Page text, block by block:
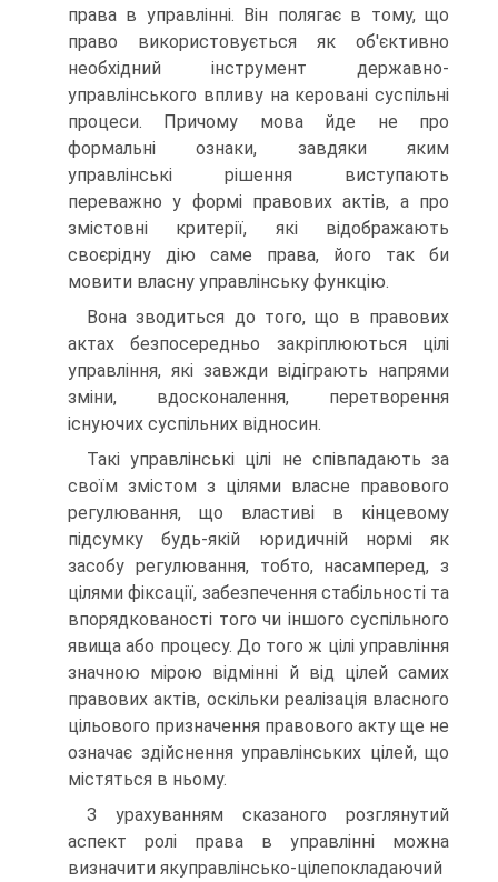
права в управлінні. Він полягає в тому, що
право використовується як об'єктивно
необхідний інструмент державно-
управлінського впливу на керовані суспільні
процеси. Причому мова йде не про
формальні ознаки, завдяки яким
управлінські рішення виступають
переважно у формі правових актів, а про
змістовні критерії, які відображають
своєрідну дію саме права, його так би
мовити власну управлінську функцію.
Вона зводиться до того, що в правових
актах безпосередньо закріплюються цілі
управління, які завжди відіграють напрями
зміни, вдосконалення, перетворення
існуючих суспільних відносин.
Такі управлінські цілі не співпадають за
своїм змістом з цілями власне правового
регулювання, що властиві в кінцевому
підсумку будь-якій юридичній нормі як
засобу регулювання, тобто, насамперед, з
цілями фіксації, забезпечення стабільності та
впорядкованості того чи іншого суспільного
явища або процесу. До того ж цілі управління
значною мірою відмінні й від цілей самих
правових актів, оскільки реалізація власного
цільового призначення правового акту ще не
означає здійснення управлінських цілей, що
містяться в ньому.
З урахуванням сказаного розглянутий
аспект ролі права в управлінні можна
визначити якуправлінсько-цілепокладаючий